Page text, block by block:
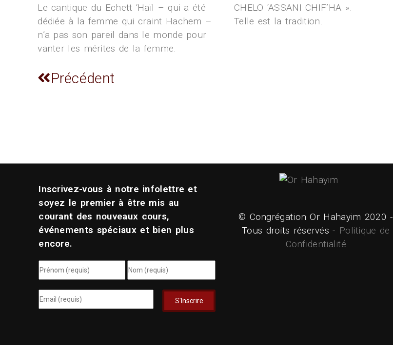
Le cantique du Echett ‘Haïl – qui a été
dédiée à la femme qui craint Hachem –
n’a pas son pareil dans le monde pour
vanter les mérites de la femme.
CHELO ‘ASSANI CHIF’HA ».
Telle est la tradition.
Précédent
Inscrivez-vous à notre infolettre et
soyez le premier à être mis au
courant des nouveaux cours,
événements spéciaux et bien plus
encore.
© Congrégation Or Hahayim 2020 -
Tous droits réservés - Politique de
Confidentialité